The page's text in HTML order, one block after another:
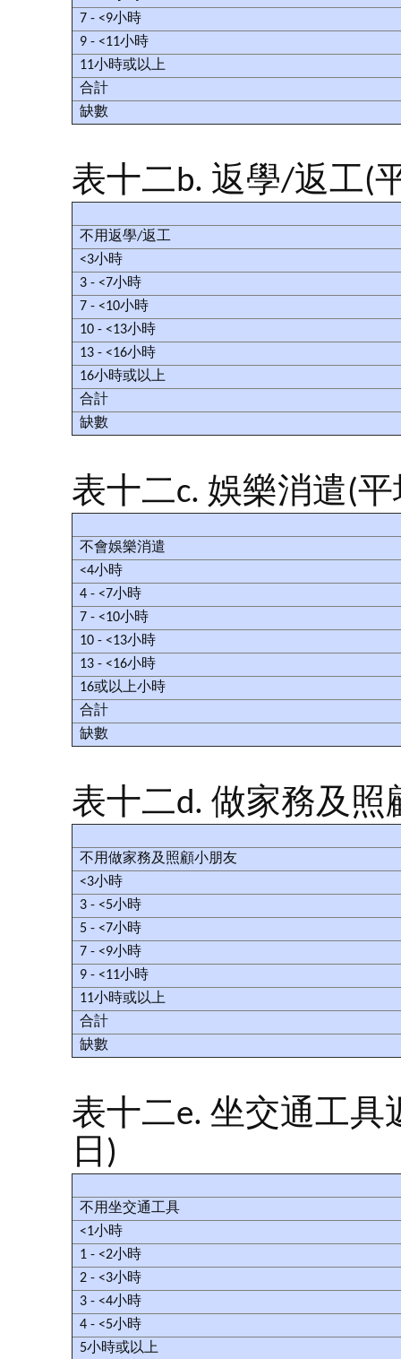
7 - <9小時
9 - <11小時
11小時或以上
合計
缺數
表十二b. 返學/返工(
不用返學/返工
<3小時
3 - <7小時
7 - <10小時
10 - <13小時
13 - <16小時
16小時或以上
合計
缺數
表十二c. 娛樂消遣(
不會娛樂消遣
<4小時
4 - <7小時
7 - <10小時
10 - <13小時
13 - <16小時
16或以上小時
合計
缺數
表十二d. 做家務及照
不用做家務及照顧小朋友
<3小時
3 - <5小時
5 - <7小時
7 - <9小時
9 - <11小時
11小時或以上
合計
缺數
表十二e. 坐交通工
日)
不用坐交通工具
<1小時
1 - <2小時
2 - <3小時
3 - <4小時
4 - <5小時
5小時或以上